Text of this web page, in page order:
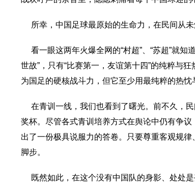
所幸，中国足球最原始的生命力，在民间从未
看一眼这两年火爆全网的“村超”、“苏超”就知
世故”，只有“比赛第一，友谊第十四”的纯粹与
为国足的硬核战斗力，但它至少用最纯粹的热
在青训一线，我们也看到了曙光。前不久，
奖杯。尽管各式青训培养方式在舆论中仍有争
出了一份极具说服力的答卷。只要尊重客观规
脚步。
既然如此，在这个没有中国队的身影、处处